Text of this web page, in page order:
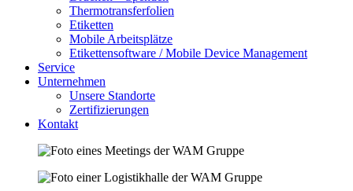
Thermotransferfolien
Etiketten
Mobile Arbeitsplätze
Etikettensoftware / Mobile Device Management
Service
Unternehmen
Unsere Standorte
Zertifizierungen
Kontakt